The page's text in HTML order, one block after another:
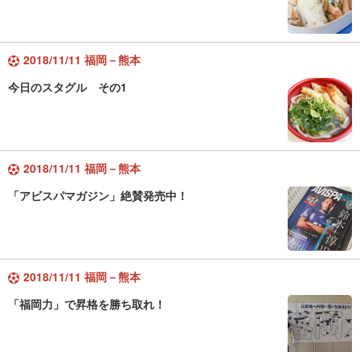
2018/11/11 福岡－熊本
今日のスタグル その1
2018/11/11 福岡－熊本
「アビスパマガジン」絶賛発売中！
2018/11/11 福岡－熊本
「福岡力」で昇格を勝ち取れ！